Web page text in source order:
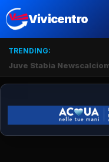
Vivicentro
TRENDING:
Juve Stabia News